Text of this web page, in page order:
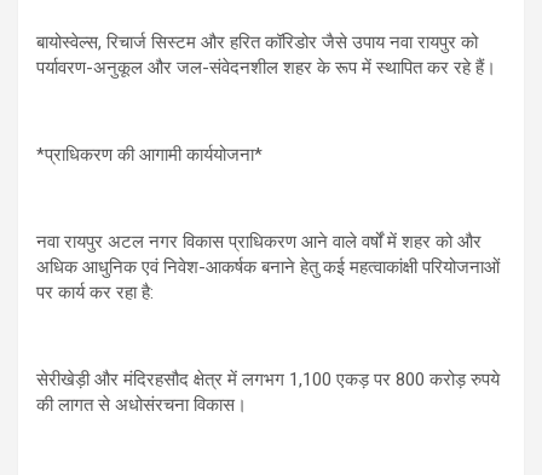
बायोस्वेल्स, रिचार्ज सिस्टम और हरित कॉरिडोर जैसे उपाय नवा रायपुर को
पर्यावरण-अनुकूल और जल-संवेदनशील शहर के रूप में स्थापित कर रहे हैं।
*प्राधिकरण की आगामी कार्ययोजना*
नवा रायपुर अटल नगर विकास प्राधिकरण आने वाले वर्षों में शहर को और
अधिक आधुनिक एवं निवेश-आकर्षक बनाने हेतु कई महत्वाकांक्षी परियोजनाओं
पर कार्य कर रहा है:
सेरीखेड़ी और मंदिरहसौद क्षेत्र में लगभग 1,100 एकड़ पर 800 करोड़ रुपये
की लागत से अधोसंरचना विकास।